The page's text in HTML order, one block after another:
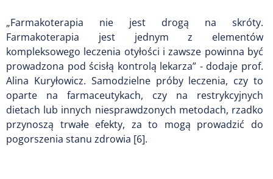
„Farmakoterapia nie jest drogą na skróty.
Farmakoterapia jest jednym z elementów
kompleksowego leczenia otyłości i zawsze powinna być
prowadzona pod ścisłą kontrolą lekarza” - dodaje prof.
Alina Kuryłowicz. Samodzielne próby leczenia, czy to
oparte na farmaceutykach, czy na restrykcyjnych
dietach lub innych niesprawdzonych metodach, rzadko
przynoszą trwałe efekty, za to mogą prowadzić do
pogorszenia stanu zdrowia [6].